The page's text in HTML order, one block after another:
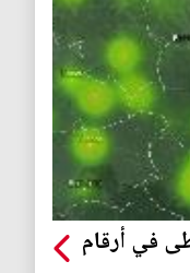
في أرقام